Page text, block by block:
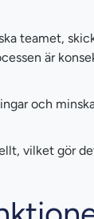
teamet,
är
och
vilket gör